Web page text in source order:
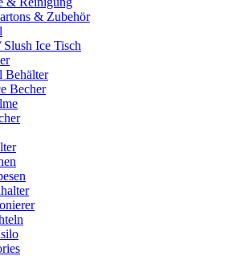
& Zubehör
Slush Ice Tisch
Behälter
Becher